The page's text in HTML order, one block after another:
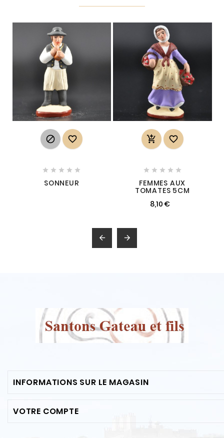
 
    
SONNEUR
 
    
FEMMES AUX
TOMATES 5CM
8,10 €
 
INFORMATIONS SUR LE MAGASIN
VOTRE COMPTE